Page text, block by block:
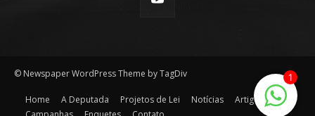
© Newspaper WordPress Theme by TagDiv
Home A Deputada Projetos de Lei Notícias
Artigos
1